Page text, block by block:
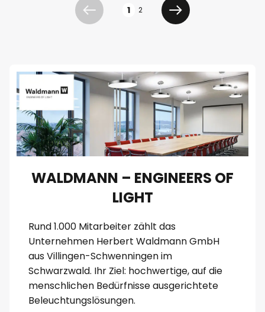
Zurück 1 2
Weiter
WALDMANN – ENGINEERS OF
LIGHT
Rund 1.000 Mitarbeiter zählt das
Unternehmen Herbert Waldmann GmbH
aus Villingen-Schwenningen im
Schwarzwald. Ihr Ziel: hochwertige, auf die
menschlichen Bedürfnisse ausgerichtete
Beleuchtungslösungen.